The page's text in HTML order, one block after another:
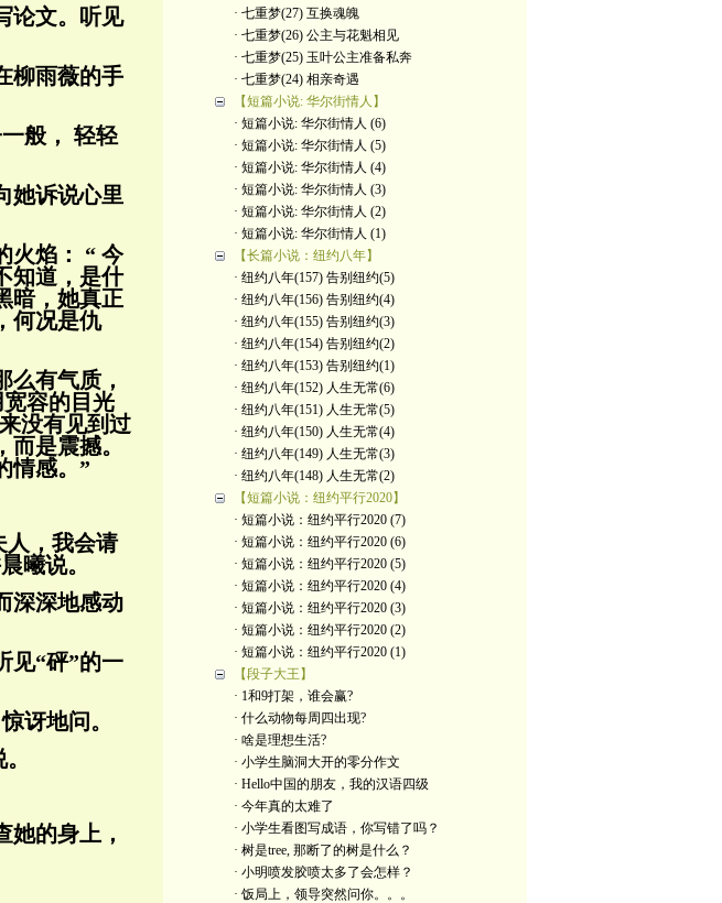
论文。听见
柳雨薇的手
般， 轻轻
她诉说心里
火焰： “ 今
知道，是什
暗，她真正
何况是仇
有气质，
容的目光
没有见到过
是震撼。
情感。”
人，我会请
曦说。
深深地感动
见“砰”的一
讶地问。
的身上，
· 七重梦(27) 互换魂魄
· 七重梦(26) 公主与花魁相见
· 七重梦(25) 玉叶公主准备私奔
· 七重梦(24) 相亲奇遇
【短篇小说: 华尔街情人】
· 短篇小说: 华尔街情人 (6)
· 短篇小说: 华尔街情人 (5)
· 短篇小说: 华尔街情人 (4)
· 短篇小说: 华尔街情人 (3)
· 短篇小说: 华尔街情人 (2)
· 短篇小说: 华尔街情人 (1)
【长篇小说：纽约八年】
· 纽约八年(157) 告别纽约(5)
· 纽约八年(156) 告别纽约(4)
· 纽约八年(155) 告别纽约(3)
· 纽约八年(154) 告别纽约(2)
· 纽约八年(153) 告别纽约(1)
· 纽约八年(152) 人生无常(6)
· 纽约八年(151) 人生无常(5)
· 纽约八年(150) 人生无常(4)
· 纽约八年(149) 人生无常(3)
· 纽约八年(148) 人生无常(2)
【短篇小说：纽约平行2020】
· 短篇小说：纽约平行2020 (7)
· 短篇小说：纽约平行2020 (6)
· 短篇小说：纽约平行2020 (5)
· 短篇小说：纽约平行2020 (4)
· 短篇小说：纽约平行2020 (3)
· 短篇小说：纽约平行2020 (2)
· 短篇小说：纽约平行2020 (1)
【段子大王】
· 1和9打架，谁会赢?
· 什么动物每周四出现?
· 啥是理想生活?
· 小学生脑洞大开的零分作文
· Hello中国的朋友，我的汉语四级
· 今年真的太难了
· 小学生看图写成语，你写错了吗？
· 树是tree, 那断了的树是什么？
· 小明喷发胶喷太多了会怎样？
· 饭局上，领导突然问你。。。